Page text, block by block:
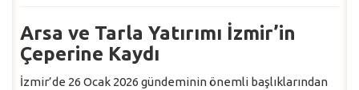
Arsa ve Tarla Yatırımı İzmir’in
Çeperine Kaydı
İzmir’de 26 Ocak 2026 gündeminin önemli başlıklarından